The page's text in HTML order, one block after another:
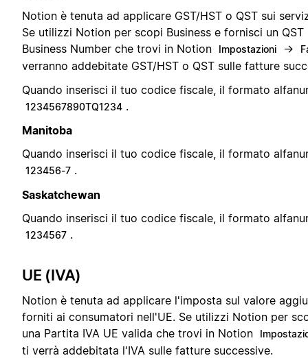
Notion è tenuta ad applicare GST/HST o QST sui
Se utilizzi Notion per scopi Business e fornisci un QST
Business Number che trovi in Notion
Impostazioni →
verranno addebitate GST/HST o QST sulle fatture
Quando inserisci il tuo codice fiscale, il formato
1234567890TQ1234 .
Manitoba
Quando inserisci il tuo codice fiscale, il formato
123456-7 .
Saskatchewan
Quando inserisci il tuo codice fiscale, il formato
1234567 .
UE (IVA)
Notion è tenuta ad applicare l'imposta sul valore
forniti ai consumatori nell'UE. Se utilizzi Notion per
una Partita IVA UE valida che trovi in Notion
ti verrà addebitata l'IVA sulle fatture successive.